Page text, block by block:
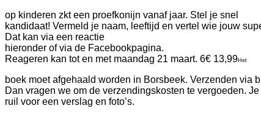
op kinderen zkt een proefkonijn vanaf jaar. Stel je snel
kandidaat! Vermeld je naam, leeftijd en vertel wie jouw
Dat kan via een reactie
hieronder of via de Facebookpagina.
Reageren kan tot en met maandag 21 maart. 6€ 13,99Het
boek moet afgehaald worden in Borsbeek. Verzenden via
Dan vragen we om de verzendingskosten te vergoeden.
ruil voor een verslag en foto’s.